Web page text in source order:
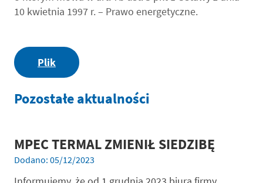
10 kwietnia 1997 r. – Prawo energetyczne.
Plik
Pozostałe aktualności
MPEC TERMAL ZMIENIŁ SIEDZIBĘ
Dodano: 05/12/2023